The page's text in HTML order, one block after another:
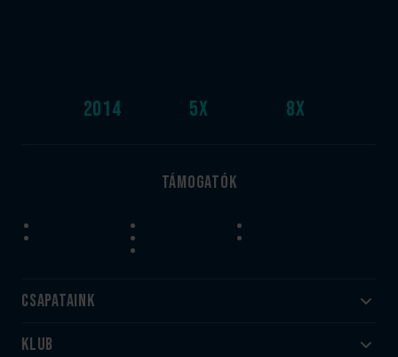
2014 5x 8x
Támogatók
Csapataink
Felnőtt
Klub